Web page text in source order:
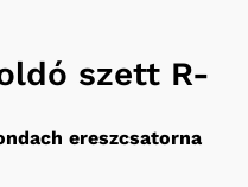
szett R-
ereszcsatorna